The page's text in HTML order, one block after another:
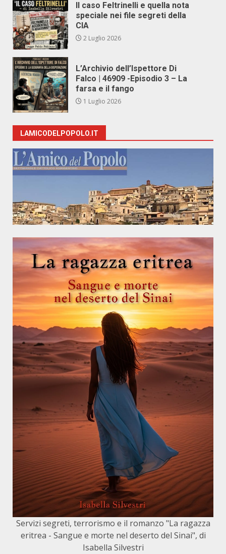
Il caso Feltrinelli e quella nota
speciale nei file segreti della
CIA
2 Luglio 2026
L’Archivio dell’Ispettore Di
Falco | 46909 -Episodio 3 – La
farsa e il fango
1 Luglio 2026
LAMICODELPOPOLO.IT
Servizi segreti, terrorismo e il romanzo "La ragazza
eritrea - Sangue e morte nel deserto del Sinai", di
Isabella Silvestri